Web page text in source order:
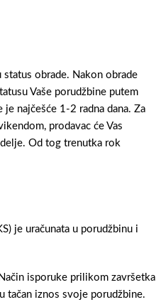
obrade. Nakon obrade
Vaše porudžbine putem
najčešće 1-2 radna dana. Za
prodavac će Vas
Od tog trenutka rok
je uračunata u porudžbinu i
isporuke prilikom završetka
tačan iznos svoje porudžbine.